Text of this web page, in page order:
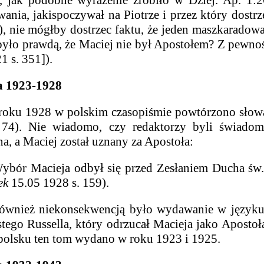
jakispoczywał na Piotrze i przez który
nie mógłby dostrzec faktu, że jeden
prawdą, że Maciej nie był Apostołem? Z
s. 351]).
1928
w polskim czasopiśmie powtórzono
Nie wiadomo, czy redaktorzy byli
a Maciej został uznany za Apostoła:
odbył się przed Zesłaniem Ducha św.,
15.05 1928 s. 159).
było wydawanie w języku
Russella, który odrzucał Macieja jako
ten tom wydano w roku 1923 i 1925.